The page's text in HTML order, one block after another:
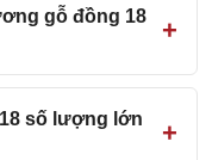
gỗ đồng 18
số lượng lớn